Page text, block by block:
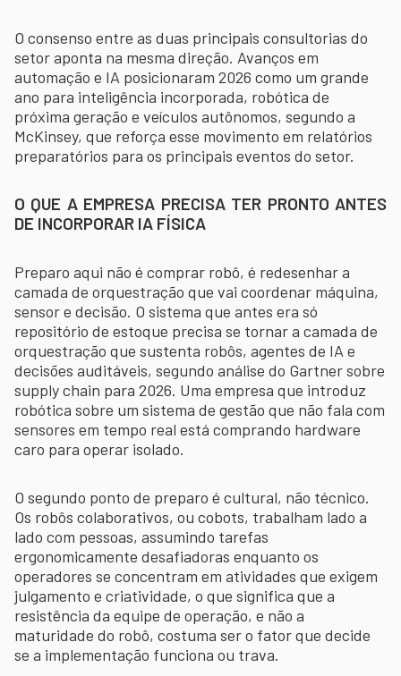
O consenso entre as duas principais consultorias do
setor aponta na mesma direção. Avanços em
automação e IA posicionaram 2026 como um grande
ano para inteligência incorporada, robótica de
próxima geração e veículos autônomos, segundo a
McKinsey, que reforça esse movimento em relatórios
preparatórios para os principais eventos do setor.
O QUE A EMPRESA PRECISA TER PRONTO ANTES
DE INCORPORAR IA FÍSICA
Preparo aqui não é comprar robô, é redesenhar a
camada de orquestração que vai coordenar máquina,
sensor e decisão. O sistema que antes era só
repositório de estoque precisa se tornar a camada de
orquestração que sustenta robôs, agentes de IA e
decisões auditáveis, segundo análise do Gartner sobre
supply chain para 2026. Uma empresa que introduz
robótica sobre um sistema de gestão que não fala com
sensores em tempo real está comprando hardware
caro para operar isolado.
O segundo ponto de preparo é cultural, não técnico.
Os robôs colaborativos, ou cobots, trabalham lado a
lado com pessoas, assumindo tarefas
ergonomicamente desafiadoras enquanto os
operadores se concentram em atividades que exigem
julgamento e criatividade, o que significa que a
resistência da equipe de operação, e não a
maturidade do robô, costuma ser o fator que decide
se a implementação funciona ou trava.